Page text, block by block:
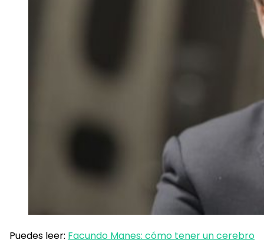
Puedes leer: Facundo Manes: cómo tener un cerebro